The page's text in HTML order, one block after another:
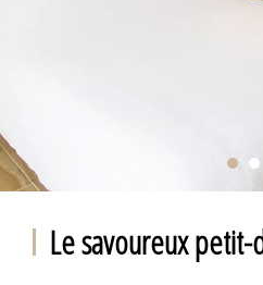
Le savoureux